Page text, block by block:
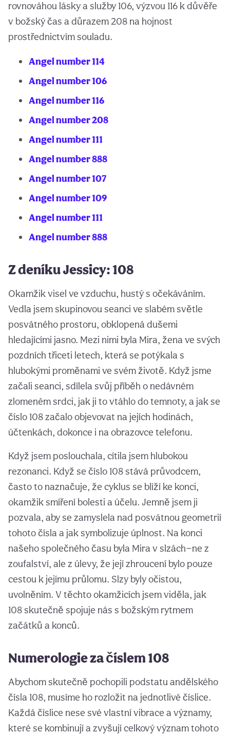
rovnováhou lásky a služby 106, výzvou 116 k důvěře
v božský čas a důrazem 208 na hojnost
prostřednictvím souladu.
Angel number 114
Angel number 106
Angel number 116
Angel number 208
Angel number 111
Angel number 888
Angel number 107
Angel number 109
Angel number 111
Angel number 888
Z deníku Jessicy: 108
Okamžik visel ve vzduchu, hustý s očekáváním.
Vedla jsem skupinovou seanci ve slabém světle
posvátného prostoru, obklopená dušemi
hledajícími jasno. Mezi nimi byla Mira, žena ve svých
pozdních třiceti letech, která se potýkala s
hlubokými proměnami ve svém životě. Když jsme
začali seanci, sdílela svůj příběh o nedávném
zlomeném srdci, jak ji to vtáhlo do temnoty, a jak se
číslo 108 začalo objevovat na jejích hodinách,
účtenkách, dokonce i na obrazovce telefonu.
Když jsem poslouchala, cítila jsem hlubokou
rezonanci. Když se číslo 108 stává průvodcem,
často to naznačuje, že cyklus se blíží ke konci,
okamžik smíření bolesti a účelu. Jemně jsem ji
pozvala, aby se zamyslela nad posvátnou geometrií
tohoto čísla a jak symbolizuje úplnost. Na konci
našeho společného času byla Mira v slzách—ne z
zoufalství, ale z úlevy, že její zhroucení bylo pouze
cestou k jejímu průlomu. Slzy byly očistou,
uvolněním. V těchto okamžicích jsem viděla, jak
108 skutečně spojuje nás s božským rytmem
začátků a konců.
Numerologie za číslem 108
Abychom skutečně pochopili podstatu andělského
čísla 108, musíme ho rozložit na jednotlivé číslice.
Každá číslice nese své vlastní vibrace a významy,
které se kombinují a zvyšují celkový význam tohoto